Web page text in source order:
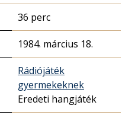
36 perc
1984. március 18.
Rádiójáték
gyermekeknek
Eredeti hangjáték